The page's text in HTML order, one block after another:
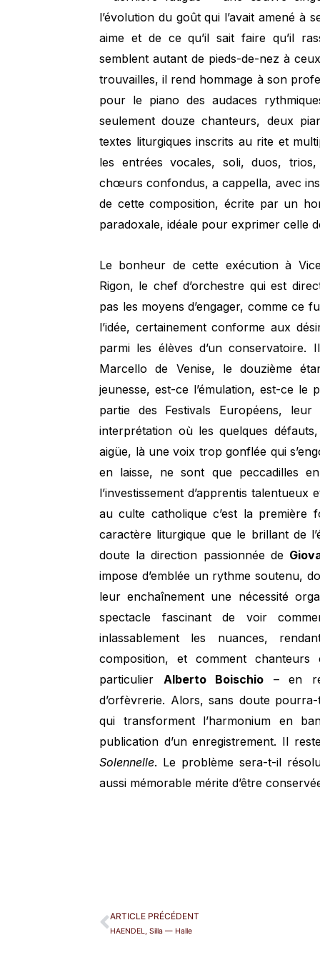
l’évolution du goût qui l’avait amené à
aime et de ce qu’il sait faire qu’il
semblent autant de pieds-de-nez à
trouvailles, il rend hommage à son
pour le piano des audaces
seulement douze chanteurs, deux
textes liturgiques inscrits au rite et
les entrées vocales, soli, duos,
chœurs confondus, a cappella, avec
de cette composition, écrite par un
paradoxale, idéale pour exprimer celle
Le bonheur de cette exécution à
Rigon, le chef d’orchestre qui est
pas les moyens d’engager, comme ce
l’idée, certainement conforme aux
parmi les élèves d’un
Marcello de Venise, le douzième
jeunesse, est-ce l’émulation, est-ce
partie des Festivals Européens,
interprétation où les quelques
aigüe, là une voix trop gonflée qui
en laisse, ne sont que peccadilles
l’investissement d’apprentis
au culte catholique c’est la première
caractère liturgique que le brillant de
doute la direction passionnée de
impose d’emblée un rythme soutenu,
leur enchaînement une nécessité
spectacle fascinant de voir
inlassablement les nuances,
composition, et comment chanteurs
particulier Alberto Boischio – en
d’orfèvrerie. Alors, sans doute
qui transforment l’harmonium en
publication d’un enregistrement. Il
Solennelle. Le problème sera-t-il
aussi mémorable mérite d’être
ARTICLE PRÉCÉDENT
HAENDEL, Silla — Halle